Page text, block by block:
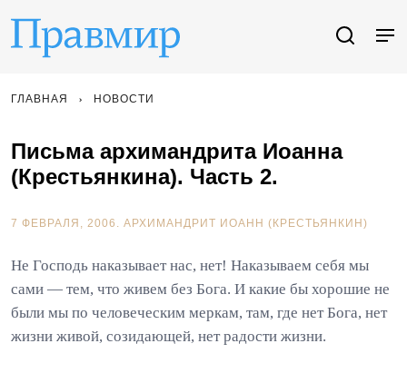
ГЛАВНАЯ НОВОСТИ
Письма архимандрита Иоанна
(Крестьянкина). Часть 2.
7 ФЕВРАЛЯ, 2006. АРХИМАНДРИТ ИОАНН (КРЕСТЬЯНКИН)
Не Господь наказывает нас, нет! Наказываем себя мы
сами — тем, что живем без Бога. И какие бы хорошие не
были мы по человеческим меркам, там, где нет Бога, нет
жизни живой, созидающей, нет радости жизни.